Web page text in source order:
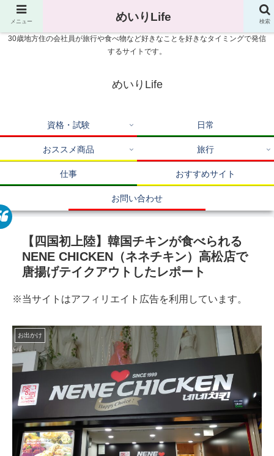
30歳地方住の会社員が旅行や食べ物など好きなことを好きなタイミングで発信
するサイトです。
めいりLife
資格・試験 日常
おススメ商品 旅行
仕事 おすすめサイト
お問い合わせ
【四国初上陸】韓国チキンが食べられる
NENE CHICKEN（ネネチキン）高松店で
唐揚げテイクアウトしたレポート
※当サイトはアフィリエイト広告を利用しています。
お出かけ
メニュー めいりLife 検索